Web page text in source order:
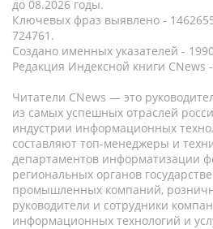
до 08.2026 годы.
Ключевых фраз выявлено -
724761.
Создано именных указателей -
Редакция Индексной книги CNews -
Читатели CNews — это
из самых успешных отраслей
индустрии информационных
составляют топ-менеджеры и
департаментов информатизации
региональных органов
промышленных компаний,
руководители и сотрудники
информационных технологий и